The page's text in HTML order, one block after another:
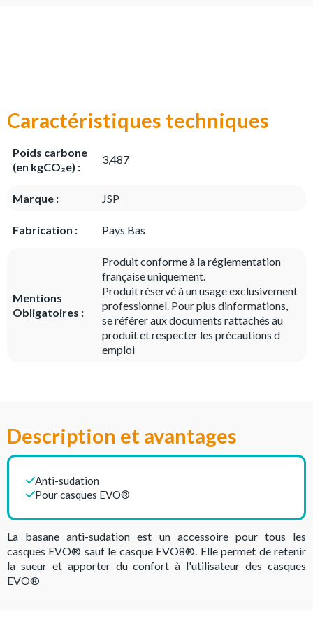
Caractéristiques techniques
Poids carbone
(en kgCO₂e) :
3,487
Marque : JSP
Fabrication : Pays Bas
Mentions
Obligatoires :
Produit conforme à la réglementation
française uniquement.
Produit réservé à un usage exclusivement
professionnel. Pour plus dinformations,
se référer aux documents rattachés au
produit et respecter les précautions d
emploi
Description et avantages
Anti-sudation
Pour casques EVO®
La basane anti-sudation est un accessoire pour tous les
casques EVO® sauf le casque EVO8®. Elle permet de retenir
la sueur et apporter du confort à l'utilisateur des casques
EVO®